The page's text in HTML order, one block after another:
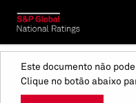
Este documento não
Clique no botão abaixo